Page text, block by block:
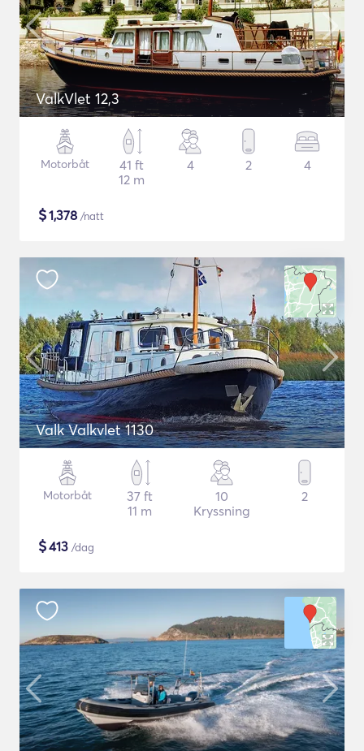
ValkVlet 12,3
Motorbåt
41 ft
12 m
4 2 4
$1,378 /natt
Valk Valkvlet 1130
Motorbåt
37 ft
11 m
10
Kryssning
2
$413 /dag